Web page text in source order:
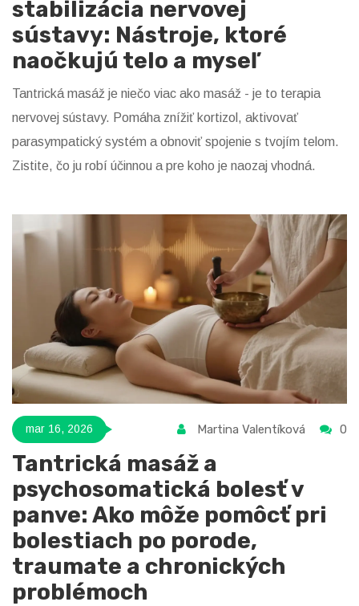
stabilizácia nervovej
sústavy: Nástroje, ktoré
naočkujú telo a myseľ
Tantrická masáž je niečo viac ako masáž - je to terapia
nervovej sústavy. Pomáha znížiť kortizol, aktivovať
parasympatický systém a obnoviť spojenie s tvojím telom.
Zistite, čo ju robí účinnou a pre koho je naozaj vhodná.
mar 16, 2026 Martina Valentíková 0
Tantrická masáž a
psychosomatická bolesť v
panve: Ako môže pomôcť pri
bolestiach po porode,
traumate a chronických
problémoch